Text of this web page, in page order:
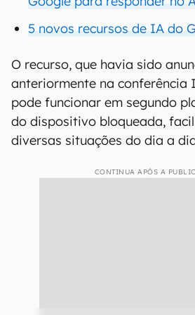
5 novos recursos de IA do
O recurso, que havia sido
anteriormente na conferência
pode funcionar em segundo
do dispositivo bloqueada,
diversas situações do dia a
CONTINUA APÓS A